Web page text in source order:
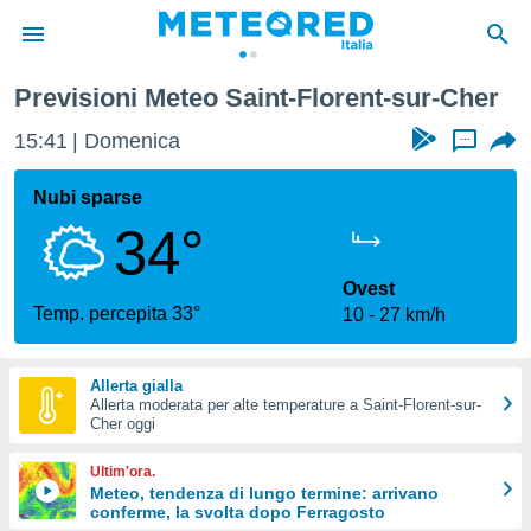
di
per
le
di
Web
le
Previsioni Meteo Saint-Florent-sur-Cher
15:41 Domenica ...
Nubi sparse
34°
Temp. percepita 33°
Ovest
10
27 km/h
Allerta gialla
Allerta moderata per alte temperature a Saint-Florent-sur-
Cher oggi
Ultim'ora.
Meteo, tendenza di lungo termine: arrivano
conferme, la svolta dopo Ferragosto